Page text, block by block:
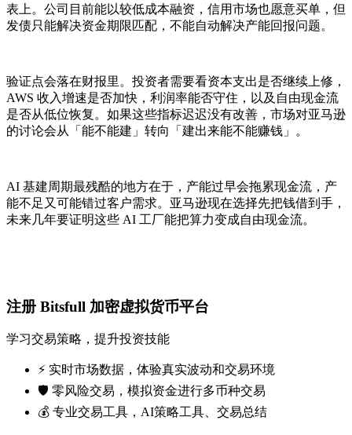
表上。公司目前能以较低成本融资，信用市场也愿意买单，但
发债只能解决资金期限匹配，不能自动解决产能回报问题。
验证点会落在财报里。投资者需要看资本支出是否继续上修，
AWS 收入增速是否加快，利润率能否守住，以及自由现金流
是否从低位恢复。如果这些指标迟迟没有改善，市场对亚马逊
的讨论会从「能不能建」转向「建出来能不能赚钱」。
AI 基建周期最残酷的地方在于，产能过早会拖累现金流，产
能不足又可能错过客户需求。亚马逊现在选择先把钱借到手，
未来几年要证明这些 AI 工厂能把算力变成自由现金流。
注册 Bitsfull 加密虚拟货币平台
学习交易策略，提升投资技能
⚡️ 实时市场数据，体验真实波动和交易环境
🛡️ 零风险交易，模拟资金进行多币种交易
💰 专业交易工具，AI策略工具、交易总结